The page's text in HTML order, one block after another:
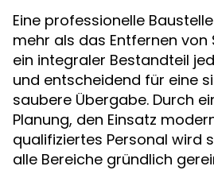
Eine professionelle
mehr als das Entfernen von
ein integraler Bestandteil
und entscheidend für eine
saubere Übergabe. Durch
Planung, den Einsatz
qualifiziertes Personal wird
alle Bereiche gründlich